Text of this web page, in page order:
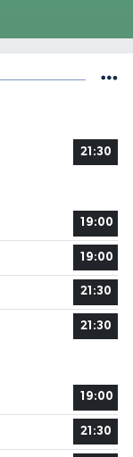
21:30
19:00
19:00
21:30
21:30
19:00
21:30